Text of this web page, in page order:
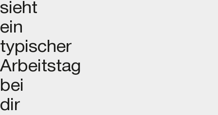
sieht
ein
typischer
Arbeitstag
bei
dir